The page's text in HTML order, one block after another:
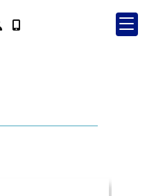
Identifícat